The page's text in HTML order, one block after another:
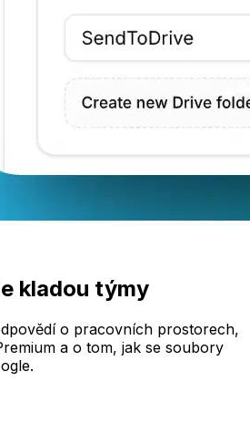
kladou týmy
o pracovních prostorech,
a o tom, jak se soubory